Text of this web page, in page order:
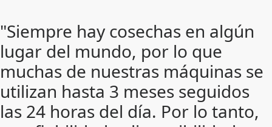
"Siempre hay cosechas en algún
lugar del mundo, por lo que
muchas de nuestras máquinas se
utilizan hasta 3 meses seguidos
las 24 horas del día. Por lo tanto,